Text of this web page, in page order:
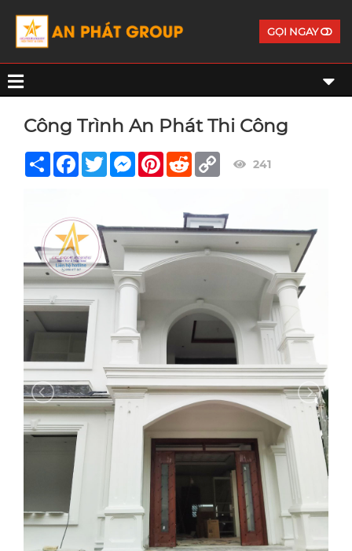
GỌI NGAY
Công Trình An Phát Thi Công
Share Facebook
TwitterMessengerPinterest
Reddit Copy
Link
241